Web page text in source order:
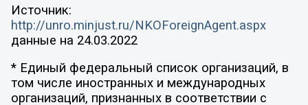
Источник:
http://unro.minjust.ru/NKOForeignAgent.aspx
данные на 24.03.2022
* Единый федеральный список организаций, в
том числе иностранных и международных
организаций, признанных в соответствии с